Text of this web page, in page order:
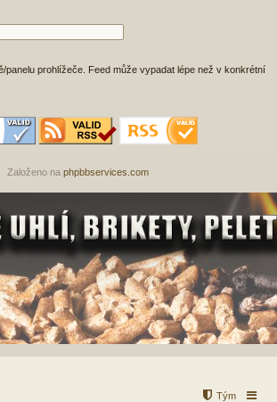
panelu prohlížeče. Feed může vypadat lépe než v konkrétní
Založeno na phpbbservices.com
Tým